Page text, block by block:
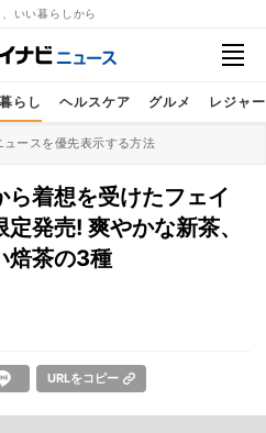
いい暮らしから
暮らし ヘルスケア グルメ レジャー
ースを優先表示する方法
着想を受けたフェイ
発売! 爽やかな新茶、
焙茶の3種
URLをコピー